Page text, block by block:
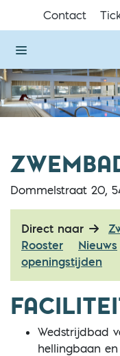
Direct naar de
Contact
Dommelstraat 20,
Direct naar
Rooster
Nieuws
openingstijden
Wedstrijdbad
hellingbaan